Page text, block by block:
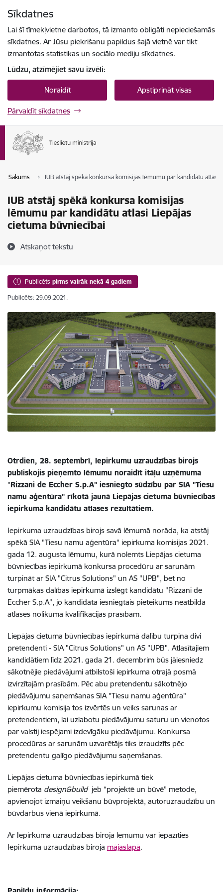
Sīkdatnes
Lai šī tīmekļvietne darbotos, tā izmanto obligāti nepieciešamās
sīkdatnes. Ar Jūsu piekrišanu papildus šajā vietnē var tikt
izmantotas statistikas un sociālo mediju sīkdatnes.
Lūdzu, atzīmējiet savu izvēli:
Noraidīt Apstiprināt visas
Pārvaldīt sīkdatnes
Sākums IUB atstāj spēkā konkursa komisijas lēmumu par kandidātu atlasi
IUB atstāj spēkā konkursa komisijas
lēmumu par kandidātu atlasi Liepājas
cietuma būvniecībai
Atskaņot tekstu
Publicēts pirms vairāk nekā 4 gadiem
Publicēts: 29.09.2021.
Otrdien, 28. septembrī, Iepirkumu uzraudzības birojs
publiskojis pieņemto lēmumu noraidīt itāļu uzņēmuma
"Rizzani de Eccher S.p.A" iesniegto sūdzību par SIA "Tiesu
namu aģentūra" rīkotā jaunā Liepājas cietuma būvniecības
iepirkuma kandidātu atlases rezultātiem.
Iepirkuma uzraudzības birojs savā lēmumā norāda, ka atstāj
spēkā SIA "Tiesu namu aģentūra" iepirkuma komisijas 2021.
gada 12. augusta lēmumu, kurā nolemts Liepājas cietuma
būvniecības iepirkumā konkursa procedūru ar sarunām
turpināt ar SIA "Citrus Solutions" un AS "UPB", bet no
turpmākas dalības iepirkumā izslēgt kandidātu "Rizzani de
Eccher S.p.A", jo kandidāta iesniegtais pieteikums neatbilda
atlases nolikuma kvalifikācijas prasībām.
Liepājas cietuma būvniecības iepirkumā dalību turpina divi
pretendenti - SIA "Citrus Solutions" un AS "UPB". Atlasītajiem
kandidātiem līdz 2021. gada 21. decembrim būs jāiesniedz
sākotnējie piedāvājumi atbilstoši iepirkuma otrajā posmā
izvirzītajām prasībām. Pēc abu pretendentu sākotnējo
piedāvājumu saņemšanas SIA "Tiesu namu aģentūra"
iepirkumu komisija tos izvērtēs un veiks sarunas ar
pretendentiem, lai uzlabotu piedāvājumu saturu un vienotos
par valstij iespējami izdevīgāku piedāvājumu. Konkursa
procedūras ar sarunām uzvarētājs tiks izraudzīts pēc
pretendentu galīgo piedāvājumu saņemšanas.
Liepājas cietuma būvniecības iepirkumā tiek
piemērota design&build jeb “projektē un būvē” metode,
apvienojot izmaiņu veikšanu būvprojektā, autoruzraudzību un
būvdarbus vienā iepirkumā.
Ar Iepirkuma uzraudzības biroja lēmumu var iepazīties
Iepirkuma uzraudzības biroja mājaslapā.